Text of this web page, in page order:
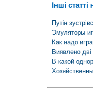
Інші
Путін
Эмуляторы
Как надо
Виявлено дві
В какой